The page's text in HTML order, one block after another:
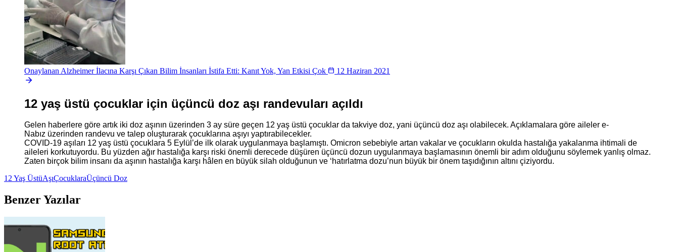
Onaylanan Alzheimer İlacına Karşı Çıkan Bilim İnsanları İstifa Etti: Kanıt Yok, Yan Etkisi Çok 12 Haziran 2021
12 yaş üstü çocuklar için üçüncü doz aşı randevuları açıldı
Gelen haberlere göre artık iki doz aşının üzerinden 3 ay süre geçen 12 yaş üstü çocuklar da takviye doz, yani üçüncü doz aşı olabilecek. Açıklamalara göre aileler e-
Nabız üzerinden randevu ve talep oluşturarak çocuklarına aşıyı yaptırabilecekler.
COVID-19 aşıları 12 yaş üstü çocuklara 5 Eylül’de ilk olarak uygulanmaya başlamıştı. Omicron sebebiyle artan vakalar ve çocukların okulda hastalığa yakalanma ihtimali de
aileleri korkutuyordu. Bu yüzden ağır hastalığa karşı riski önemli derecede düşüren üçüncü dozun uygulanmaya başlamasının önemli bir adım olduğunu söylemek yanlış olmaz.
Zaten birçok bilim insanı da aşının hastalığa karşı hâlen en büyük silah olduğunun ve ‘hatırlatma dozu’nun büyük bir önem taşıdığının altını çiziyordu.
12 Yaş ÜstüAşıÇocuklaraÜçüncü Doz
Benzer Yazılar